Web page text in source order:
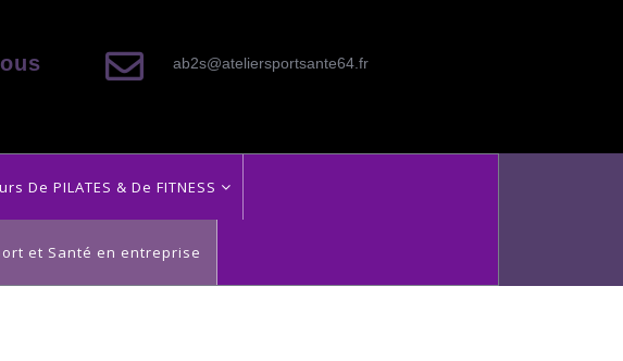
ab2s@ateliersportsante64.fr
De PILATES & De FITNESS
et Santé en entreprise